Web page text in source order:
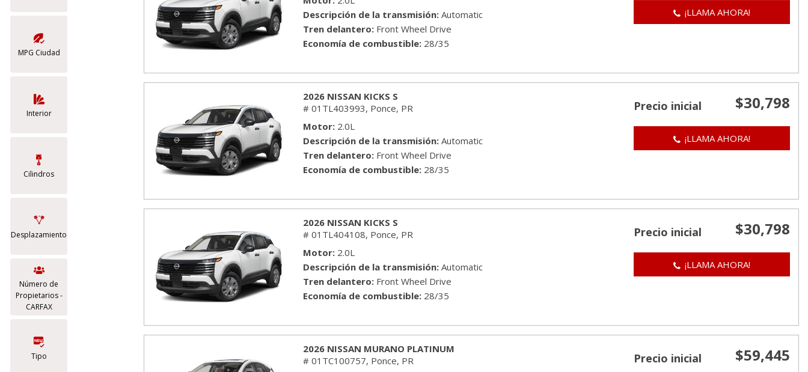
MPG Ciudad
Interior
Cilindros
Desplazamiento
Número de
Propietarios -
CARFAX
Tipo
Descripción de la transmisión Automatic
Tren delantero Front Wheel Drive
Economía de combustible 28/35
¡LLAMA AHORA!
2026 NISSAN KICKS S
# 01TL403993, Ponce, PR
Motor 2.0L
Descripción de la transmisión Automatic
Tren delantero Front Wheel Drive
Economía de combustible 28/35
Precio inicial $30,798
¡LLAMA AHORA!
2026 NISSAN KICKS S
# 01TL404108, Ponce, PR
Motor 2.0L
Descripción de la transmisión Automatic
Tren delantero Front Wheel Drive
Economía de combustible 28/35
Precio inicial $30,798
¡LLAMA AHORA!
2026 NISSAN MURANO PLATINUM
# 01TC100757, Ponce, PR
Precio inicial $59,445